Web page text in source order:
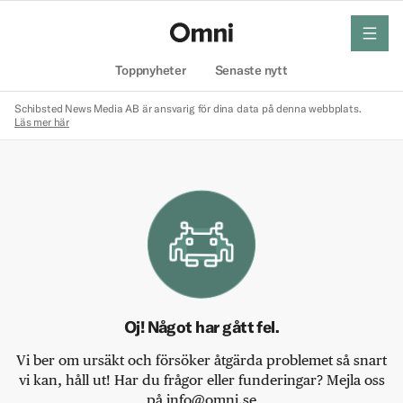
Toppnyheter Senaste nytt
meny
Schibsted News Media AB är ansvarig för dina data på denna webbplats.
Läs mer här
Oj! Något har gått fel.
Vi ber om ursäkt och försöker åtgärda problemet så snart
vi kan, håll ut! Har du frågor eller funderingar? Mejla oss